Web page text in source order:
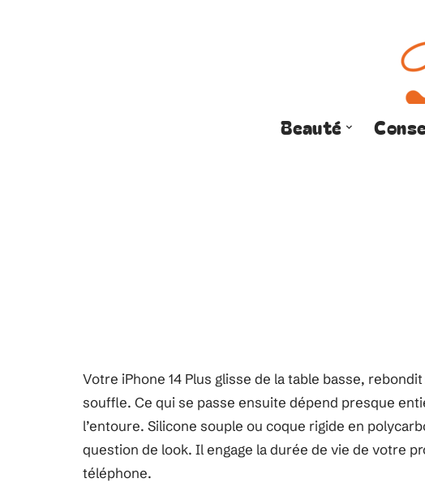
Beauté
Votre iPhone 14 Plus glisse de la table basse,
souffle. Ce qui se passe ensuite dépend presque
l’entoure. Silicone souple ou coque rigide en
question de look. Il engage la durée de vie de votre
téléphone.